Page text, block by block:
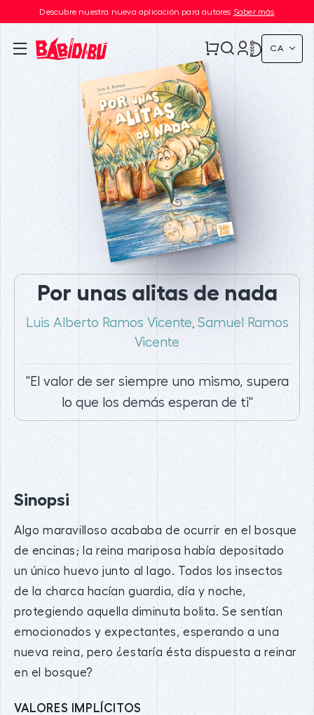
Descubre nuestra nueva aplicación para autores Saber más
CA
Por unas alitas de nada
Luis Alberto Ramos Vicente Samuel Ramos
Vicente
"El valor de ser siempre uno mismo, supera
lo que los demás esperan de ti"
Sinopsi
Algo maravilloso acababa de ocurrir en el bosque
de encinas; la reina mariposa había depositado
un único huevo junto al lago. Todos los insectos
de la charca hacían guardia, día y noche,
protegiendo aquella diminuta bolita. Se sentían
emocionados y expectantes, esperando a una
nueva reina, pero ¿estaría ésta dispuesta a reinar
en el bosque?
VALORES IMPLÍCITOS